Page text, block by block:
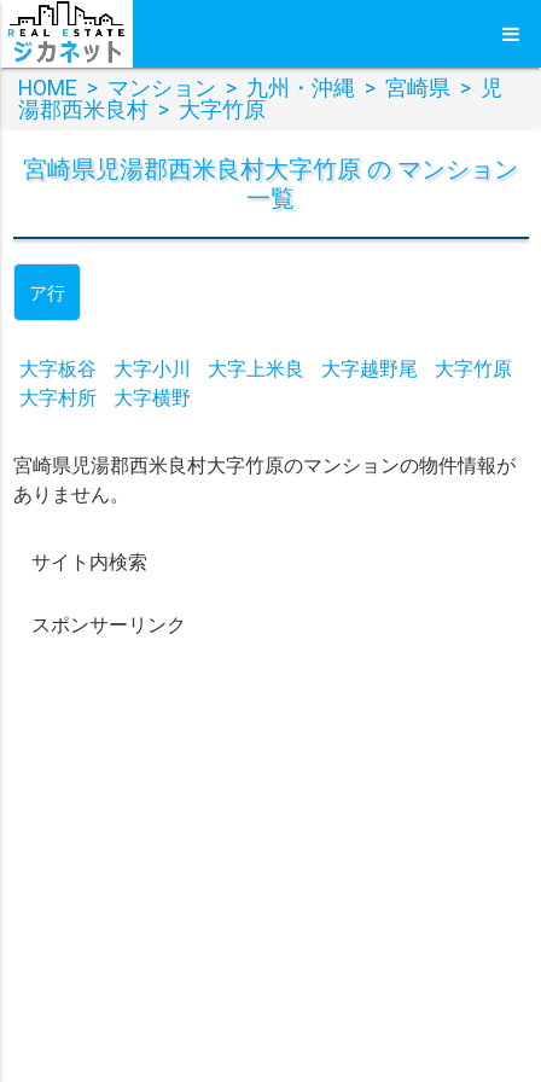
HOME > マンション > 九州・沖縄 > 宮崎県 > 児
湯郡西米良村 > 大字竹原
宮崎県児湯郡西米良村大字竹原 の マンション
一覧
ア行
大字板谷 大字小川 大字上米良 大字越野尾
大字竹原
大字村所
大字横野
宮崎県児湯郡西米良村大字竹原のマンションの物件情報が
ありません。
サイト内検索
スポンサーリンク